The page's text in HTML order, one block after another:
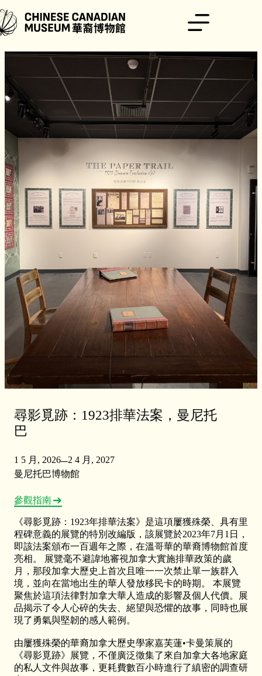
至
主
內
尋影覓跡：1923排華法案，曼尼托
巴
1 5 月, 2026–2 4 月, 2027
曼尼托巴博物館
參觀指南
《尋影覓跡：1923年排華法案》是這項屢獲殊榮、具有里
程碑意義的展覽的特別改編版，該展覽於2023年7月1日，
即該法案頒布一百週年之際，在溫哥華的華裔博物館首度
亮相。 展覽毫不避諱地審視加拿大實施排華政策的歲
月，那段加拿大歷史上首次且唯一一次禁止單一族群入
境，並向在當地出生的華人發放移民卡的時期。 本展覽
聚焦於這項法律對加拿大華人造成的影響及個人代價。展
品揭示了令人心碎的失去、絕望與恐懼的故事，同時也展
現了勇氣與堅韌的感人範例。
由屢獲殊榮的華裔加拿大歷史學家嘉芙蓮•卡曼策展的
《尋影覓跡》展覽，不僅廣泛徵集了來自加拿大各地家庭
的私人文件與故事，更耗費數百小時進行了縝密的調查研